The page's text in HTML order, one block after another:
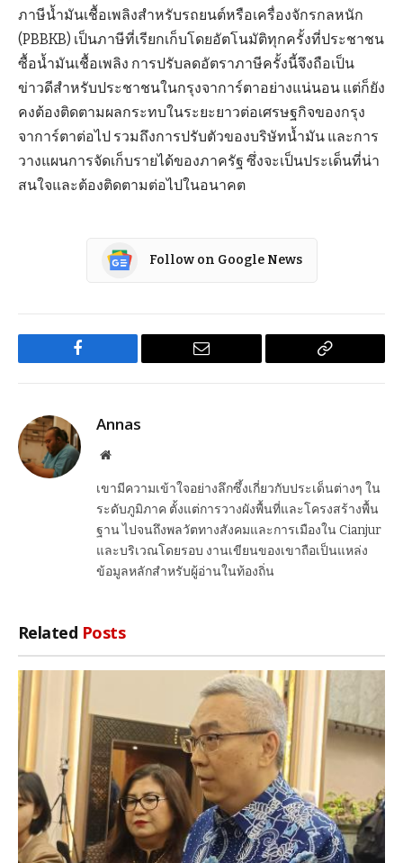
ภาษีน้ำมันเชื้อเพลิงสำหรับรถยนต์หรือเครื่องจักรกลหนัก
(PBBKB) เป็นภาษีที่เรียกเก็บโดยอัตโนมัติทุกครั้งที่ประชาชน
ซื้อน้ำมันเชื้อเพลิง การปรับลดอัตราภาษีครั้งนี้จึงถือเป็น
ข่าวดีสำหรับประชาชนในกรุงจาการ์ตาอย่างแน่นอน แต่ก็ยัง
คงต้องติดตามผลกระทบในระยะยาวต่อเศรษฐกิจของกรุง
จาการ์ตาต่อไป รวมถึงการปรับตัวของบริษัทน้ำมัน และการ
วางแผนการจัดเก็บรายได้ของภาครัฐ ซึ่งจะเป็นประเด็นที่น่า
สนใจและต้องติดตามต่อไปในอนาคต
Follow on Google News
Facebook Email
Copy
Annas
Website
เขามีความเข้าใจอย่างลึกซึ้งเกี่ยวกับประเด็นต่างๆ ใน
ระดับภูมิภาค ตั้งแต่การวางผังพื้นที่และโครงสร้างพื้น
ฐาน ไปจนถึงพลวัตทางสังคมและการเมืองใน Cianjur
และบริเวณโดยรอบ งานเขียนของเขาถือเป็นแหล่ง
ข้อมูลหลักสำหรับผู้อ่านในท้องถิ่น
Related Posts